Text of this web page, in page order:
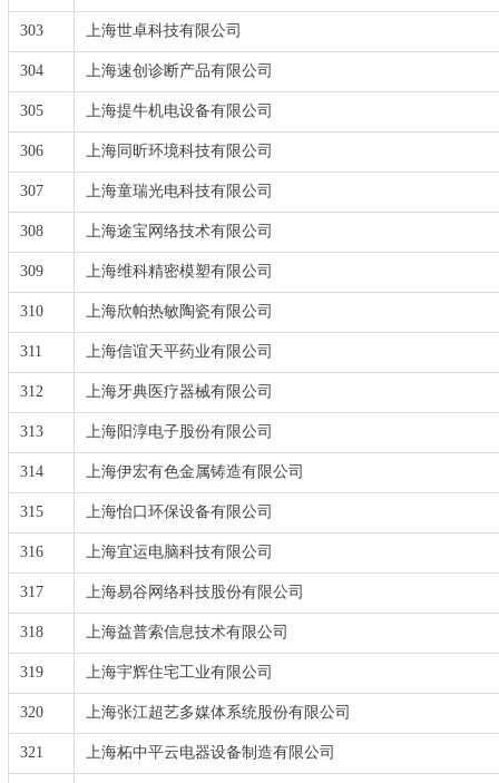
303 上海世卓科技有限公司
304 上海速创诊断产品有限公司
305 上海提牛机电设备有限公司
306 上海同昕环境科技有限公司
307 上海童瑞光电科技有限公司
308 上海途宝网络技术有限公司
309 上海维科精密模塑有限公司
310 上海欣帕热敏陶瓷有限公司
311 上海信谊天平药业有限公司
312 上海牙典医疗器械有限公司
313 上海阳淳电子股份有限公司
314 上海伊宏有色金属铸造有限公司
315 上海怡口环保设备有限公司
316 上海宜运电脑科技有限公司
317 上海易谷网络科技股份有限公司
318 上海益普索信息技术有限公司
319 上海宇辉住宅工业有限公司
320 上海张江超艺多媒体系统股份有限公司
321 上海柘中平云电器设备制造有限公司